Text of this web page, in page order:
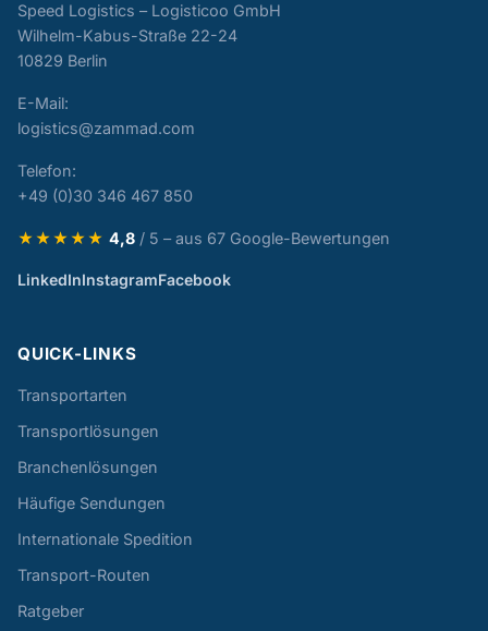
Speed Logistics – Logisticoo GmbH
Wilhelm-Kabus-Straße 22-24
10829 Berlin
E-Mail:
logistics@zammad.com
Telefon:
+49 (0)30 346 467 850
★★★★★ 4,8 / 5 – aus 67 Google-Bewertungen
LinkedInInstagramFacebook
QUICK-LINKS
Transportarten
Transportlösungen
Branchenlösungen
Häufige Sendungen
Internationale Spedition
Transport-Routen
Ratgeber